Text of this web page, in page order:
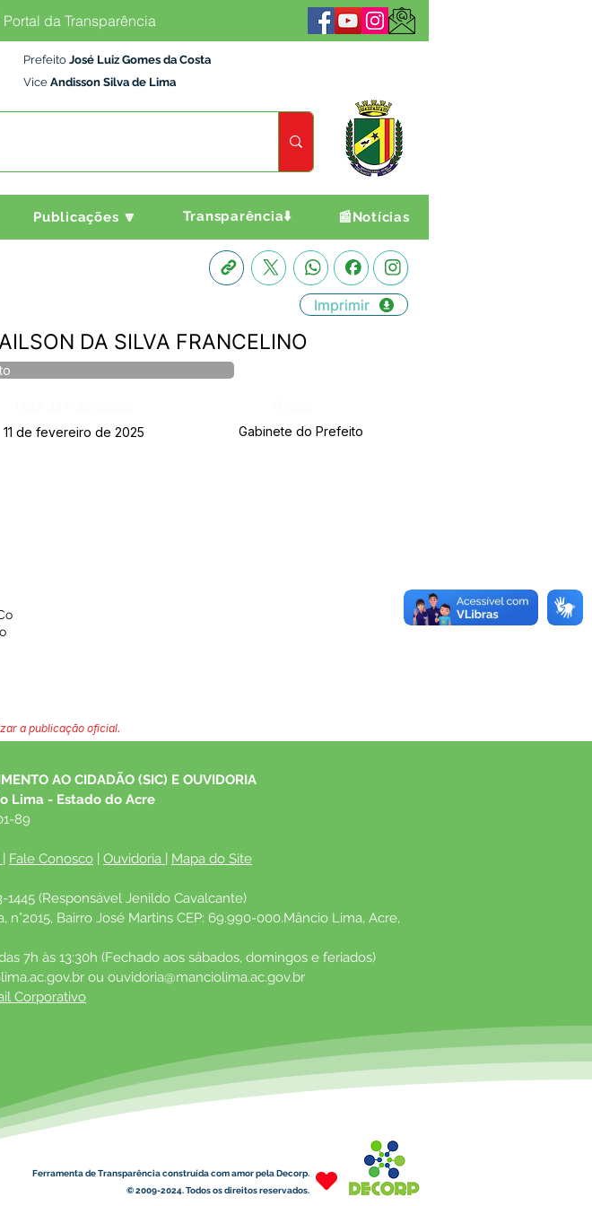
Portal da Transparência
Prefeito José Luiz Gomes da Costa
Vice Andisson Silva de Lima
Publicações 🔽 Transparência⬇️ 📰Notícias
Imprimir
DA SILVA FRANCELINO
11 de fevereiro de 2025 Gabinete do Prefeito
a publicação oficial.
AO CIDADÃO (SIC) E OUVIDORIA
Lima - Estado do Acre
89
| Fale Conosco | Ouvidoria | Mapa do Site
1445 (Responsável Jenildo Cavalcante)
n°2015, Bairro José Martins CEP: 69.990-000.Mâncio Lima, Acre,
7h às 13:30h (Fechado aos sábados, domingos e feriados)
ou ouvidoria@manciolima.ac.gov.br
Corporativo
Ferramenta de Transparência construída com amor pela Decorp.
© 2009-2024. Todos os direitos reservados.